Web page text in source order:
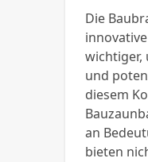
Die
wichtiger,
und
diesem
an
bieten